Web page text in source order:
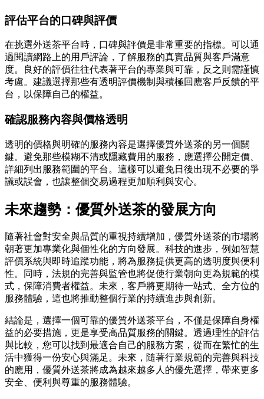
評估平台的口碑與評價
在挑選外送茶平台時，口碑與評價是非常重要的指標。可以通
過閱讀網路上的用戶評論，了解服務的真實品質與客戶滿意
度。良好的評價往往代表著平台的專業與可靠，反之則需謹慎
考慮。建議選擇那些有透明評價機制與積極回應客戶反饋的平
台，以保障自己的權益。
確認服務內容與價格透明
透明的價格與明確的服務內容是選擇優質外送茶的另一個關
鍵。避免那些模糊不清或隱藏費用的服務，應選擇公開定價、
詳細列出服務範圍的平台。這樣可以避免日後出現不必要的爭
議或誤會，也讓整個交易過程更加順利與安心。
未來趨勢：優質外送茶的發展方向
隨著社會對安全與品質的重視持續增加，優質外送茶的市場將
朝著更加專業化與個性化的方向發展。科技的進步，例如智慧
評價系統與即時追蹤功能，將為服務提供更高的透明度與便利
性。同時，法規的完善與監管也將促使行業朝向更為規範的模
式，保障消費者權益。未來，客戶將更期待一站式、全方位的
服務體驗，這也將推動整個行業的持續進步與創新。
結論是，選擇一個可靠的優質外送茶平台，不僅是保障自身權
益的必要措施，更是享受高品質服務的關鍵。透過理性的評估
與比較，您可以找到最適合自己的服務方案，從而在繁忙的生
活中獲得一份安心與滿足。未來，隨著行業規範的完善與科技
的應用，優質外送茶將成為越來越多人的優先選擇，帶來更多
安全、便利與尊重的服務體驗。